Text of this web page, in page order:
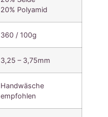
20% Polyamid
360 / 100g
3,25 – 3,75mm
Handwäsche
empfohlen